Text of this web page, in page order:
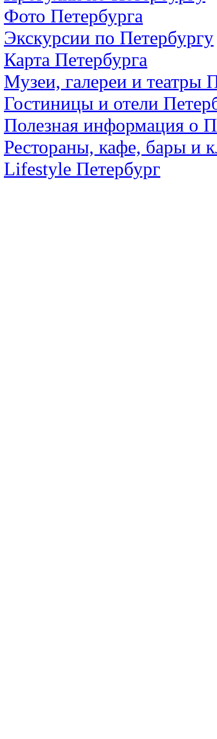
Фото Петербурга
Экскурсии по Петербургу
Карта Петербурга
Музеи, галереи и театры
Гостиницы и отели
Полезная информация о
Рестораны, кафе, бары и
Lifestyle Петербург